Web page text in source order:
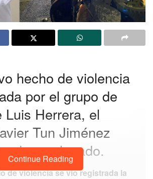
hecho de violencia
por el grupo de
Luis Herrera, el
Tun Jiménez
y golpeado.
de violencia se vio registrada la
Continue Reading